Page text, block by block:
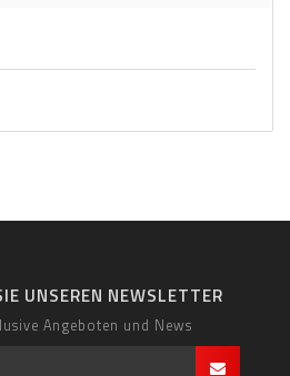
UNSEREN NEWSLETTER
Angeboten und News